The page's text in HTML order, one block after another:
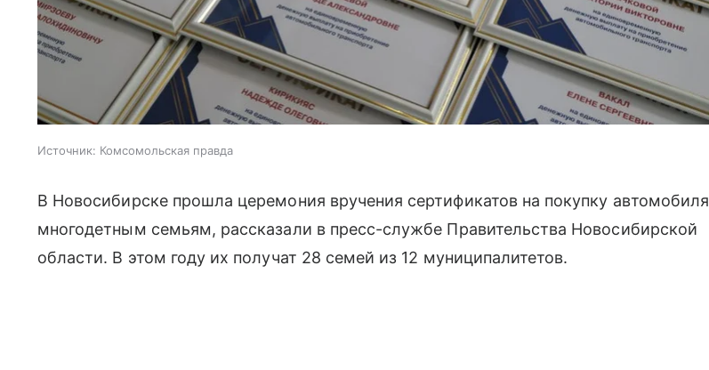
Источник: Комсомольская правда
В Новосибирске прошла церемония вручения сертификатов на покупку автомобиля
многодетным семьям, рассказали в пресс-службе Правительства Новосибирской
области. В этом году их получат 28 семей из 12 муниципалитетов.